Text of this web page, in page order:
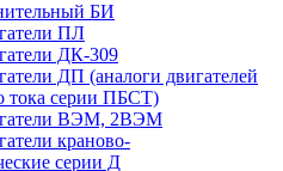
БИ
ПЛ
ДК-309
ДП (аналоги двигателей
тока серии ПБСТ)
ВЭМ, 2ВЭМ
краново-
серии Д